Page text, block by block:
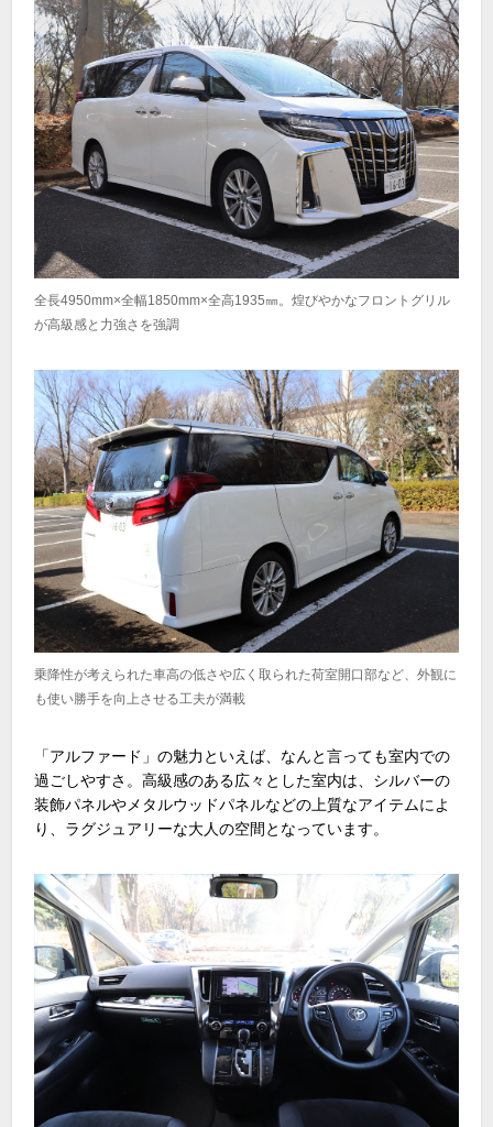
全長4950mm×全幅1850mm×全高1935㎜。煌びやかなフロントグリル
が高級感と力強さを強調
乗降性が考えられた車高の低さや広く取られた荷室開口部など、外観に
も使い勝手を向上させる工夫が満載
「アルファード」の魅力といえば、なんと言っても室内での
過ごしやすさ。高級感のある広々とした室内は、シルバーの
装飾パネルやメタルウッドパネルなどの上質なアイテムによ
り、ラグジュアリーな大人の空間となっています。